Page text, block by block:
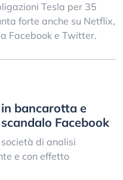
Tesla per 35
forte anche su Netflix,
Facebook e Twitter.
bancarotta e
Facebook
di analisi
e con effetto